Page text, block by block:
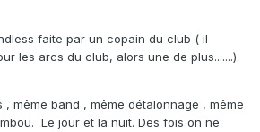
faite par un copain du club ( il
les arcs du club, alors une de plus.......).
, même band , même détalonnage , même
Le jour et la nuit. Des fois on ne